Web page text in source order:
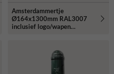
Amsterdammertje
Ø164x1300mm RAL3007
inclusief logo/wapen